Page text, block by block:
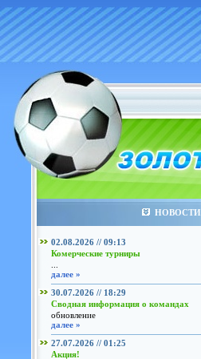
НОВОСТИ
02.08.2026 // 09:13
Комерческие турниры
далее »
30.07.2026 // 18:29
Сводная информация о командах
обновление
далее »
27.07.2026 // 01:25
Акция!